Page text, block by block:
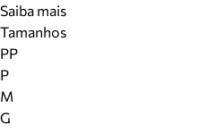
Mule
Rasteira
Saiba mais
Tamanhos
PP
P
M
G